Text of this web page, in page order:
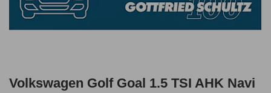
Volkswagen Golf Goal 1.5 TSI AHK Navi